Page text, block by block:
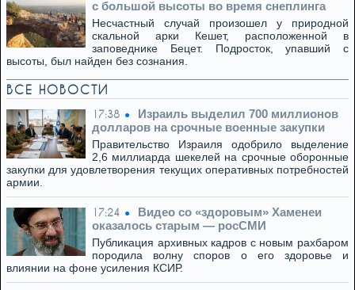
с большой высоты во время снеплинга
Несчастный случай произошел у природной
скальной арки Кешет, расположенной в
заповеднике Бецет. Подросток, упавший с
высоты, был найден без сознания.
ВСЕ НОВОСТИ
17:38
Израиль выделил 700 миллионов
долларов на срочные военные закупки
Правительство Израиля одобрило выделение
2,6 миллиарда шекелей на срочные оборонные
закупки для удовлетворения текущих оперативных потребностей
армии.
17:24
Видео со «здоровым» Хаменеи
оказалось старым — росСМИ
Публикация архивных кадров с новым рахбаром
породила волну споров о его здоровье и
влиянии на фоне усиления КСИР.